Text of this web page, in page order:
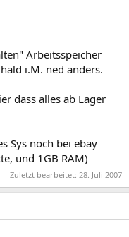
Arbeitsspeicher
i.M. ned anders.
dass alles ab Lager
Sys noch bei ebay
und 1GB RAM)
Zuletzt bearbeitet: 28. Juli 2007